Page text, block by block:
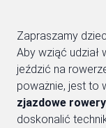
Zapraszamy
Aby wziąć udział
jeździć na
poważnie, jest to
zjazdowe
doskonalić